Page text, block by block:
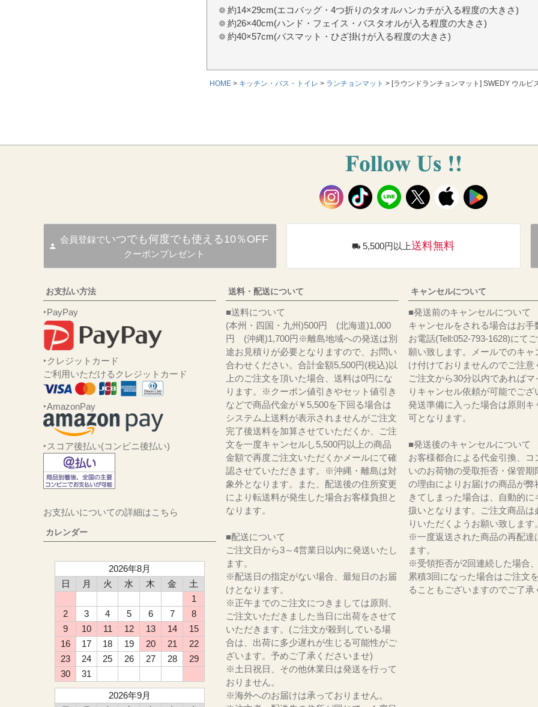
約14×29cm(エコバッグ・4つ折りのタオルハンカチが入る程度の大きさ)
約26×40cm(ハンド・フェイス・バスタオルが入る程度の大きさ)
約40×57cm(バスマット・ひざ掛けが入る程度の大きさ)
HOME キッチン・バス・トイレ ランチョンマット [ラウンドランチョンマット] SWEDY ウルビ
会員登録でいつでも何度でも使える10％OFF
クーポンプレゼント
5,500円以上送料無料
お支払い方法
‣PayPay
‣クレジットカード
ご利用いただけるクレジットカード
‣AmazonPay
‣スコア後払い(コンビニ後払い)
お支払いについての詳細はこちら
カレンダー
2026年8月
日
月 火 水 木 金
土
1
2
3 4 5 6 7
8
9
10 11 12 13 14
15
16
17 18 19 20 21
22
23
24 25 26 27 28
29
30
31
2026年9月
送料・配送について
■送料について
(本州・四国・九州)500円 (北海道)1,000
円 (沖縄)1,700円※離島地域への発送は別
途お見積りが必要となりますので、お問い
合わせください。合計金額5,500円(税込)以
上のご注文を頂いた場合、送料は0円にな
ります。※クーポン値引きやセット値引き
などで商品代金が￥5,500を下回る場合は
システム上送料が表示されませんがご注文
完了後送料を加算させていただくか、ご注
文を一度キャンセルし5,500円以上の商品
金額で再度ご注文いただくかメールにて確
認させていただきます。※沖縄・離島は対
象外となります。また、配送後の住所変更
により転送料が発生した場合お客様負担と
なります。
■配送について
ご注文日から3～4営業日以内に発送いたし
ます。
※配送日の指定がない場合、最短日のお届
けとなります。
※正午までのご注文につきましては原則、
ご注文いただきました当日に出荷をさせて
いただきます。(ご注文が殺到している場
合は、出荷に多少遅れが生じる可能性がご
ざいます。予めご了承くださいませ)
※土日祝日、その他休業日は発送を行って
おりません。
※海外へのお届けは承っておりません。
キャンセルについて
■発送前のキャンセルについて
キャンセルをされる場合はお手
お電話(Tell:052-793-1628)にて
願い致します。メールでのキャ
け付けておりませんのでご注意
ご注文から30分以内であればマ
りキャンセル依頼が可能でござ
発送準備に入った場合は原則キ
可となります。
■発送後のキャンセルについて
お客様都合による代金引換、コ
いのお荷物の受取拒否・保管期
の理由によりお届けの商品が弊
きてしまった場合は、自動的に
扱いとなります。ご注文商品は
りいただくようお願い致します。
※一度返送された商品の再配達
ます。
※受領拒否が2回連続した場合
累積3回になった場合はご注文
ることもございますのでご了承